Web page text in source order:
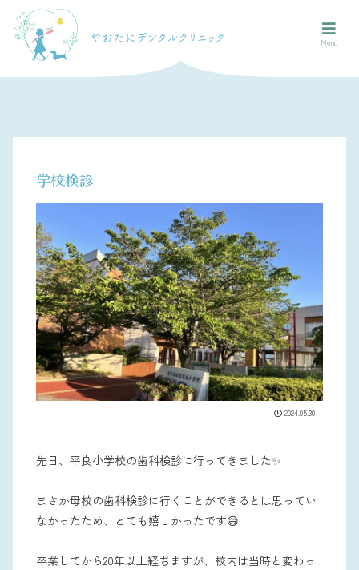
学校検診
2024.05.30
先日、平良小学校の歯科検診に行ってきました✨
まさか母校の歯科検診に行くことができるとは思ってい
なかったため、とても嬉しかったです😄
卒業してから20年以上経ちますが、校内は当時と変わっ
Menu